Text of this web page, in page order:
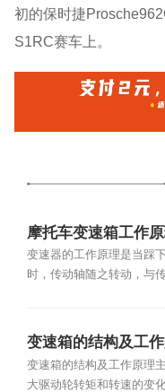
初的保时捷
S1RC赛车上。
摩托车变速箱工作
变速器的工作原理是当踩
时，传动轴随之转动，与
变速箱的结构及工
变速箱的结构及工作原理
大驱动轮转矩和转速的变